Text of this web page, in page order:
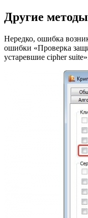
Другие
Нередко, ошибка
ошибки «Проверка
устаревшие cipher